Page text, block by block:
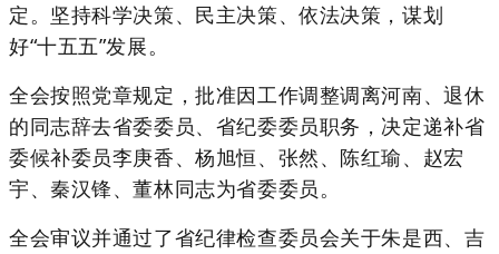
定。坚持科学决策、民主决策、依法决策，谋划
好“十五五”发展。
全会按照党章规定，批准因工作调整调离河南、退休
的同志辞去省委委员、省纪委委员职务，决定递补省
委候补委员李庚香、杨旭恒、张然、陈红瑜、赵宏
宇、秦汉锋、董林同志为省委委员。
全会审议并通过了省纪律检查委员会关于朱是西、吉